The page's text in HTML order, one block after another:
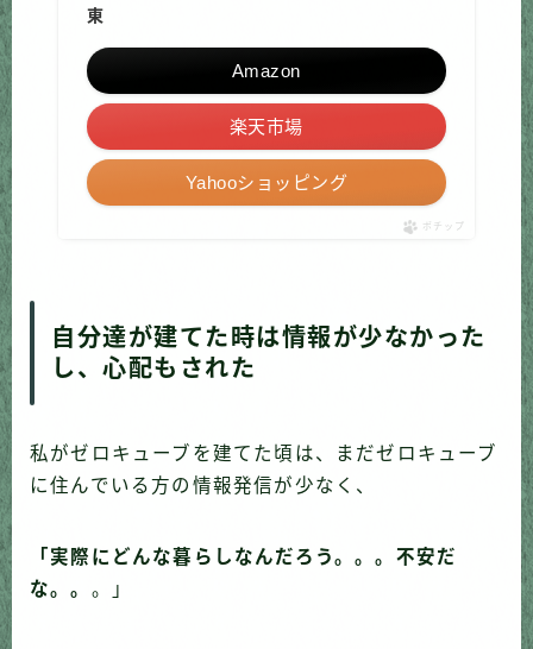
東
Amazon
楽天市場
Yahooショッピング
ポチップ
自分達が建てた時は情報が少なかった
し、心配もされた
私がゼロキューブを建てた頃は、まだゼロキューブ
に住んでいる方の情報発信が少なく、
「実際にどんな暮らしなんだろう。。。不安だ
な。。 。」